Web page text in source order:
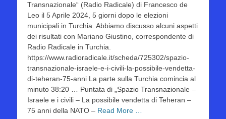
Transnazionale“ (Radio Radicale) di Francesco de
Leo il 5 Aprile 2024, 5 giorni dopo le elezioni
municipali in Turchia. Abbiamo discusso alcuni aspetti
dei risultati con Mariano Giustino, correspondente di
Radio Radicale in Turchia.
https://www.radioradicale.it/scheda/725302/spazio-
transnazionale-israele-e-i-civili-la-possibile-vendetta-
di-teheran-75-anni La parte sulla Turchia comincia al
minuto 38:20 … Puntata di „Spazio Transnazionale –
Israele e i civili – La possibile vendetta di Teheran –
75 anni della NATO – Read More …